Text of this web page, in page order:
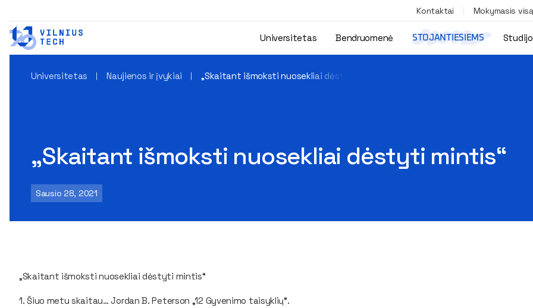
Kontaktai Mokymasis
Universitetas Bendruomenė STOJANTIESIEMS
Universitetas Naujienos ir įvykiai „Skaitant išmoksti nuosekliai dėstyti mintis“
„Skaitant išmoksti nuosekliai dėstyti mintis“
Sausio 28, 2021
„Skaitant išmoksti nuosekliai dėstyti mintis“
1. Šiuo metu skaitau…Jordan B. Peterson „12 Gyvenimo taisyklių“.